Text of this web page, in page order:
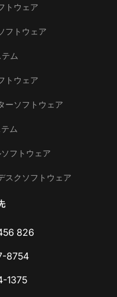
トウェア
フトウェア
ム
トウェア
ーソフトウェア
ム
フトウェア
スクソフトウェア
826
8754
1375